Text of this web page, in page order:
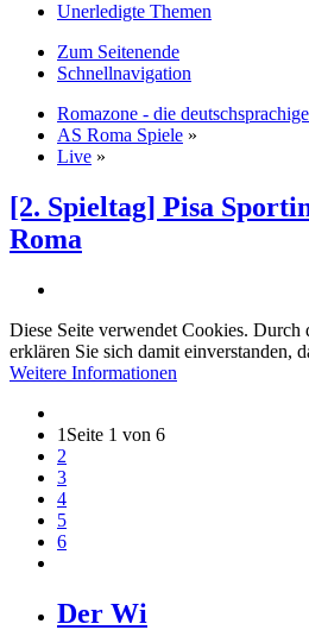
Unerledigte Themen
Zum Seitenende
Schnellnavigation
Romazone - die
AS Roma Spiele »
Live »
[2. Spieltag] Pisa
Roma
Diese Seite verwendet Cookies. Durch
erklären Sie sich damit einverstanden,
Weitere Informationen
1 Seite 1 von 6
2
3
4
5
6
Der Wi